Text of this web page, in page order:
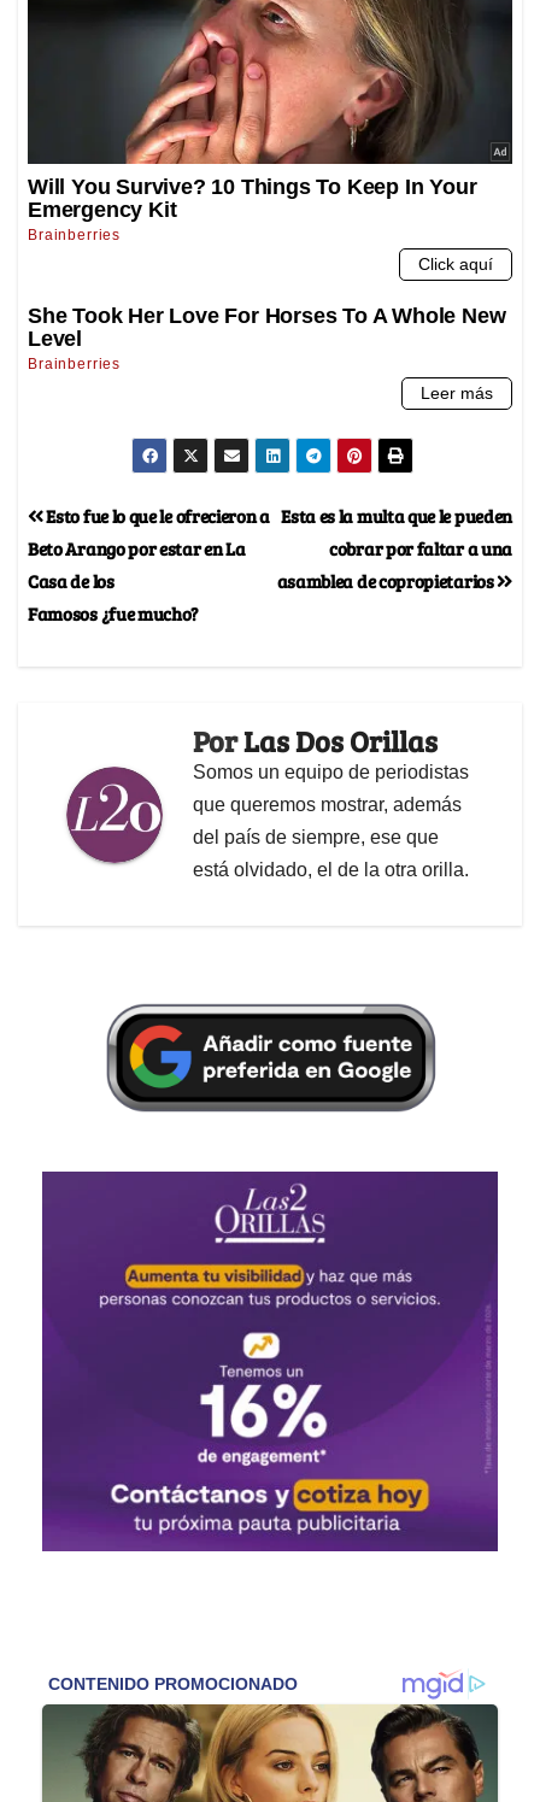
Esta es la multa que le pueden
cobrar por faltar a una
asamblea de copropietarios
Esto fue lo que le ofrecieron a
Beto Arango por estar en La
Casa de los
Famosos ¿fue mucho?
PorLas Dos Orillas
Somos un equipo de periodistas
que queremos mostrar, además
del país de siempre, ese que
está olvidado, el de la otra orilla.